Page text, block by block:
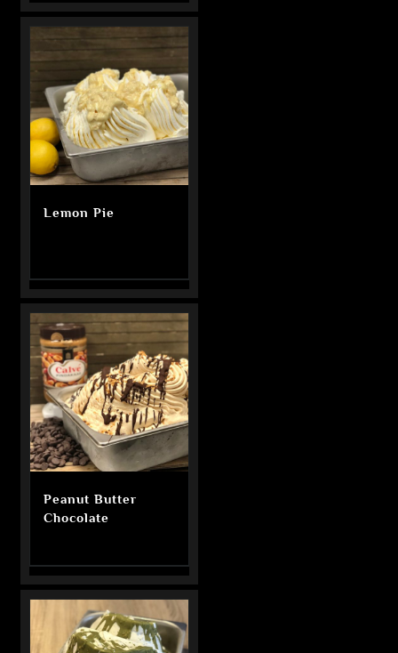
Lemon Pie
Peanut Butter
Chocolate